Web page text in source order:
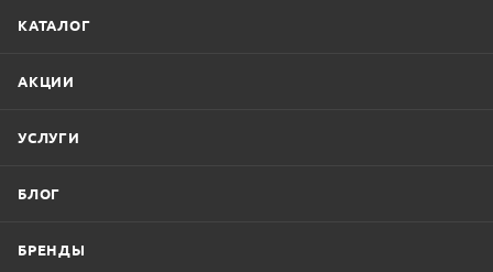
КАТАЛОГ
АКЦИИ
УСЛУГИ
БЛОГ
БРЕНДЫ